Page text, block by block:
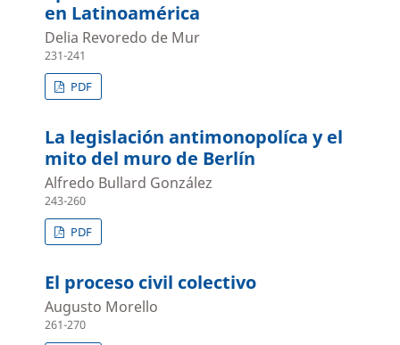
en Latinoamérica
Delia Revoredo de Mur
231-241
PDF
La legislación antimonopolíca y el
mito del muro de Berlín
Alfredo Bullard González
243-260
PDF
El proceso civil colectivo
Augusto Morello
261-270